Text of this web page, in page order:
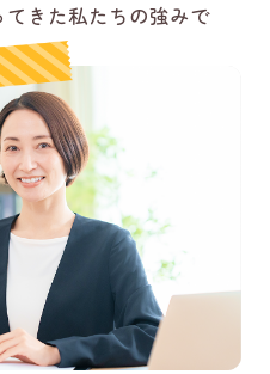
きた私たちの強みで